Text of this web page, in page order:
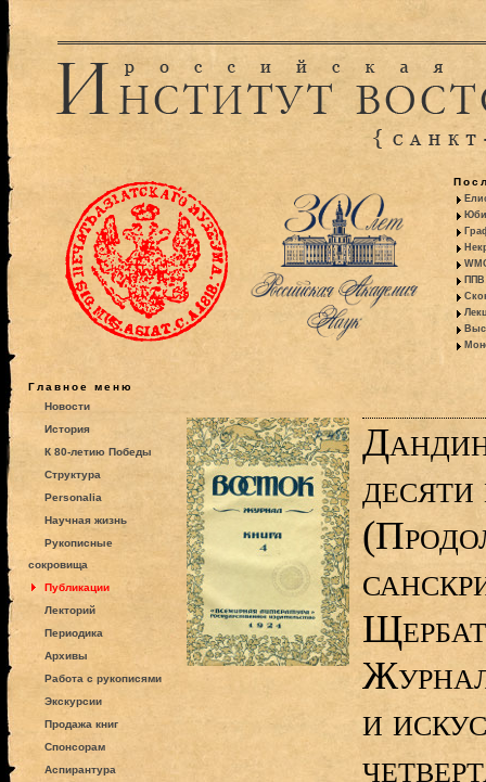
ППВ
Главное меню
Новости
История
К 80-летию Победы
Структура
Personalia
Научная жизнь
Рукописные
сокровища
Публикации
Лекторий
Периодика
Архивы
Работа с рукописями
Экскурсии
Продажа книг
Спонсорам
Аспирантура
и